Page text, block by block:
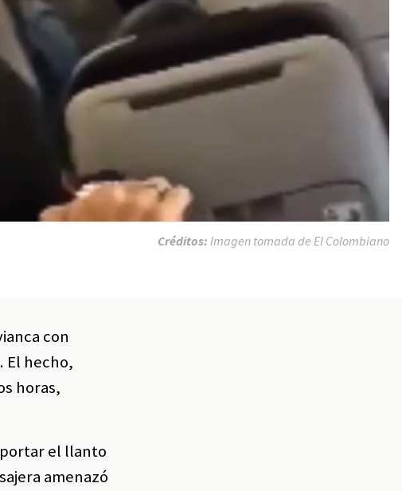
Créditos: Imagen tomada de El Colombiano
con
El hecho,
horas,
el llanto
amenazó